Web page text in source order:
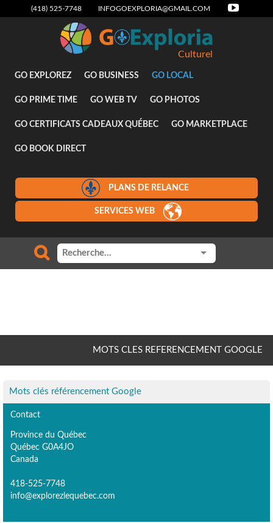
(418) 525-7748 INFOGOEXPLORIA@GMAIL.COM
Culturel
GO EXPLOREZ GO BUSINESS GO LOCAL
GO PRIME TIME GO WEB TV GO PHOTOS
GO CERTIFICATS CADEAUX QUÉBEC GO MARKETPLACE
GO BOOK DIRECT
PLANS DE RELANCE
SERVICES WEB
MOTS CLES REFERENCEMENT GOOGLE
Mots clés référencement Google
Contact
Province du Québec
Québec G0A4JO
Canada
418-525-7748
info@explorezlequebec.com